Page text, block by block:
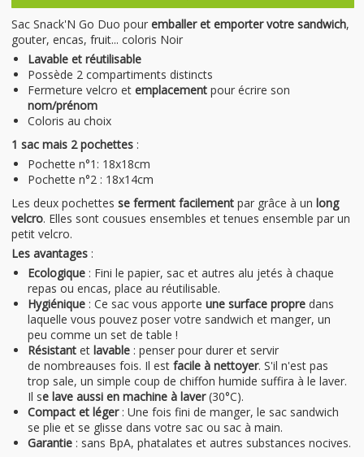
Sac Snack'N Go Duo pour emballer et emporter votre sandwich,
gouter, encas, fruit... coloris Noir
Lavable et réutilisable
Possède 2 compartiments distincts
Fermeture velcro et emplacement pour écrire son
nom/prénom
Coloris au choix
1 sac mais 2 pochettes :
Pochette n°1: 18x18cm
Pochette n°2 : 18x14cm
Les deux pochettes se ferment facilement par grâce à un long
velcro. Elles sont cousues ensembles et tenues ensemble par un
petit velcro.
Les avantages :
Ecologique : Fini le papier, sac et autres alu jetés à chaque
repas ou encas, place au réutilisable.
Hygiénique : Ce sac vous apporte une surface propre dans
laquelle vous pouvez poser votre sandwich et manger, un
peu comme un set de table !
Résistant et lavable : penser pour durer et servir
de nombreauses fois. Il est facile à nettoyer. S'il n'est pas
trop sale, un simple coup de chiffon humide suffira à le laver.
Il se lave aussi en machine à laver(30°C).
Compact et léger : Une fois fini de manger, le sac sandwich
se plie et se glisse dans votre sac ou sac à main.
Garantie : sans BpA, phatalates et autres substances nocives.